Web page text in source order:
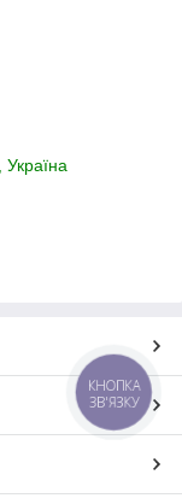
КНОПКА
ЗВ'ЯЗКУ